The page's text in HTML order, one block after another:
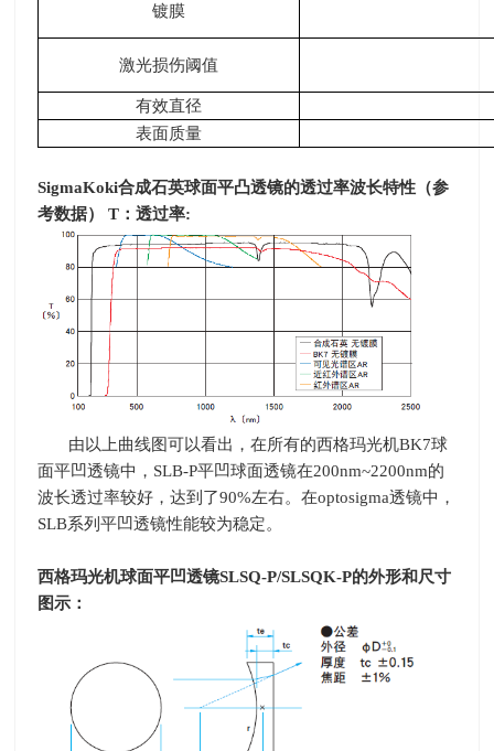
镀膜
激光损伤阈值
有效直径
表面质量
SigmaKoki合成石英球面平凸透镜的透过率波长特性（参
考数据）
T ：透过率:
由以上曲线图可以看出，在所有的西格玛光机BK7球
面平凹透镜中， SLB-P平凹球面透镜在200nm~2200nm的
波长透过率较好，达到了90%左右。在optosigma透镜中，
SLB系列平凹透镜性能较为稳定。
西格玛光机球面平凹透镜SLSQ-P/SLSQK-P的外形和尺寸
图示：